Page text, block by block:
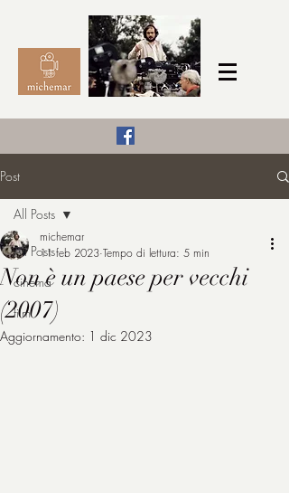
michemar
Post
All Posts
cinema
film
All Posts
Non è un paese per vecchi
(2007)
michemar
11 feb 2023 Tempo di lettura: 5 min
Aggiornamento: 1 dic 2023